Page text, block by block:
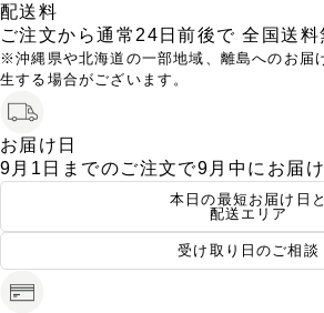
配送料
ご注文から通常24日前後で 全国送料
※沖縄県や北海道の一部地域、離島へのお届
生する場合がございます。
お届け日
9月1日 までのご注文で9月中 にお届
本日の最短お届け日と
配送エリア
受け取り日のご相談